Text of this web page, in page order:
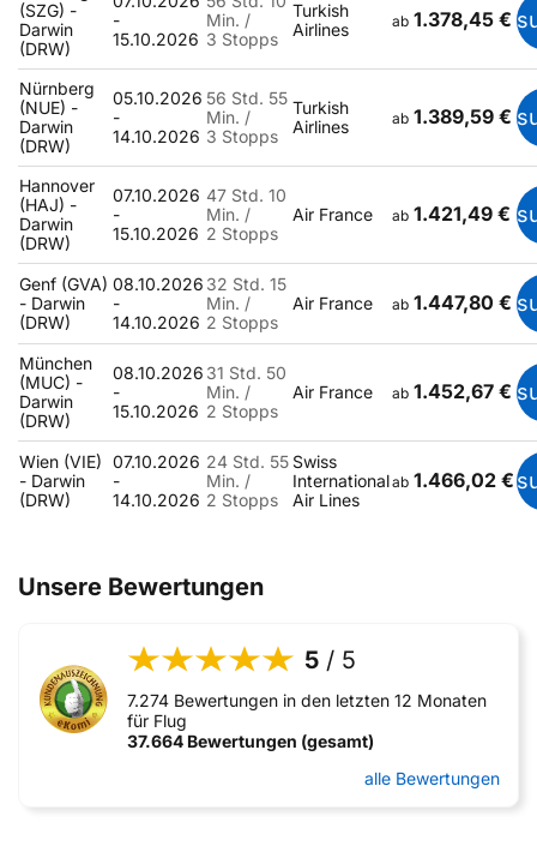
(SZG) -
Darwin
(DRW)
-
15.10.2026
Min. /
3 Stopps
Turkish
Airlines
ab 1.378,45 €
Nürnberg
(NUE) -
Darwin
(DRW)
05.10.2026
-
14.10.2026
56 Std. 55
Min. /
3 Stopps
Turkish
Airlines
ab 1.389,59 €
Hannover
(HAJ) -
Darwin
(DRW)
07.10.2026
-
15.10.2026
47 Std. 10
Min. /
2 Stopps
Air France ab 1.421,49 €
Genf (GVA)
- Darwin
(DRW)
08.10.2026
-
14.10.2026
32 Std. 15
Min. /
2 Stopps
Air France ab 1.447,80 €
München
(MUC) -
Darwin
(DRW)
08.10.2026
-
15.10.2026
31 Std. 50
Min. /
2 Stopps
Air France ab 1.452,67 €
Wien (VIE)
- Darwin
(DRW)
07.10.2026
-
14.10.2026
24 Std. 55
Min. /
2 Stopps
Swiss
International
Air Lines
ab 1.466,02 €
Unsere Bewertungen
5 / 5
7.274 Bewertungen in den letzten 12 Monaten
für Flug
37.664 Bewertungen (gesamt)
alle Bewertungen